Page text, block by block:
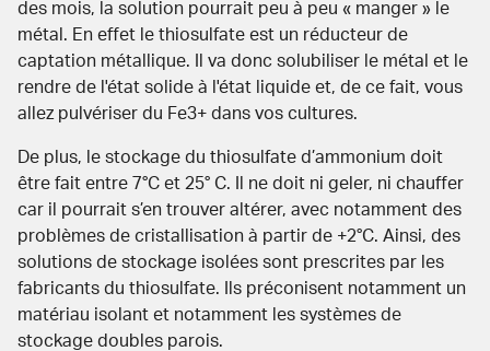
des mois, la solution pourrait peu à peu « manger » le
métal. En effet le thiosulfate est un réducteur de
captation métallique. Il va donc solubiliser le métal et le
rendre de l'état solide à l'état liquide et, de ce fait, vous
allez pulvériser du Fe3+ dans vos cultures.
De plus, le stockage du thiosulfate d’ammonium doit
être fait entre 7°C et 25° C. Il ne doit ni geler, ni chauffer
car il pourrait s’en trouver altérer, avec notamment des
problèmes de cristallisation à partir de +2°C. Ainsi, des
solutions de stockage isolées sont prescrites par les
fabricants du thiosulfate. Ils préconisent notamment un
matériau isolant et notamment les systèmes de
stockage doubles parois.